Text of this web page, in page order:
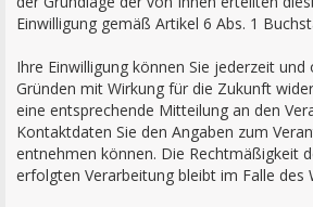
Einwilligung gemäß Artikel 6 Abs. 1
Ihre Einwilligung können Sie jederzeit und
Gründen mit Wirkung für die Zukunft
eine entsprechende Mitteilung an den
Kontaktdaten Sie den Angaben zum
entnehmen können. Die Rechtmäßigkeit
erfolgten Verarbeitung bleibt im Falle des